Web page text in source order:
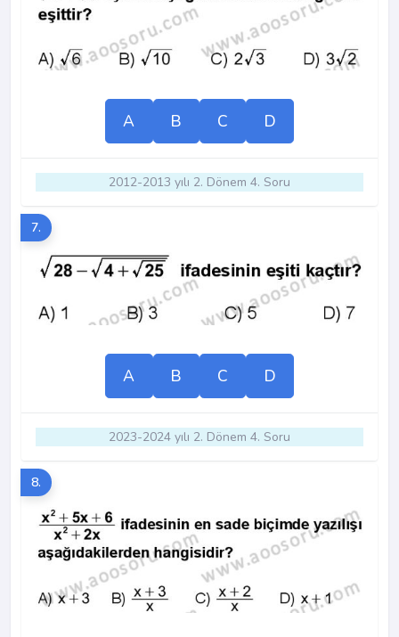
A B C D
2012-2013 yılı 2. Dönem 4. Soru
7.
A B C D
2023-2024 yılı 2. Dönem 4. Soru
8.